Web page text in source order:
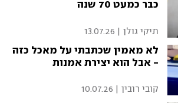
כבר כמעט 70 שנה
תיקי גולן 13.07.26
לא מאמין שכתבתי על מאכל כזה
- אבל הוא יצירת אמנות
קובי רובין 10.07.26